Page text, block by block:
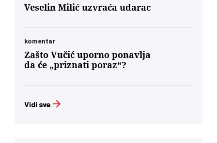
Veselin Milić uzvraća udarac
komentar
Zašto Vučić uporno ponavlja
da će „priznati poraz“?
Vidi sve